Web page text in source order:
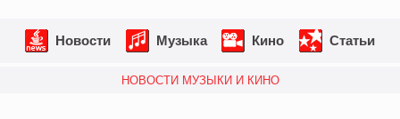
Новости Музыка Кино Статьи
НОВОСТИ МУЗЫКИ И КИНО